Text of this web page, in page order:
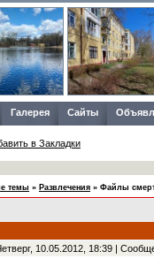
Галерея Сайты
в Закладки
темы » Развлечения » Файлы
10.05.2012, 18:39 |